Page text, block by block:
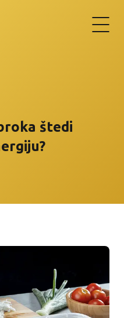
štedi